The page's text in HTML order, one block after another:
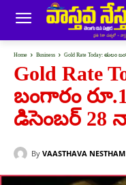
Home Business Gold Rate Today: తులం
Gold Rate
బంగారం
డిసెంబర్ 28
By VAASTHAVA